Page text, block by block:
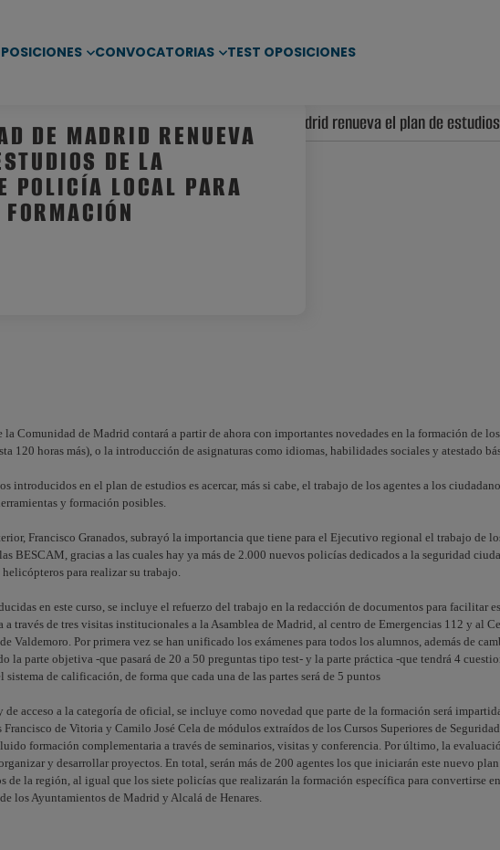
CONVOCATORIAS TEST OPOSICIONES
Fuerzas de Seguridad/ La Comunidad de Madrid renueva el plan de
DE MADRID RENUEVA
DE LA
POLICÍA LOCAL PARA
Comunidad de Madrid contará a partir de ahora con importantes novedades en la formación de
120 horas más), o la introducción de asignaturas como idiomas, habilidades sociales y atestado
introducidos en el plan de estudios es acercar, más si cabe, el trabajo de los agentes a los
y formación posibles.
Francisco Granados, subrayó la importancia que tiene para el Ejecutivo regional el trabajo de
BESCAM, gracias a las cuales hay ya más de 2.000 nuevos policías dedicados a la seguridad
para realizar su trabajo.
en este curso, se incluye el refuerzo del trabajo en la redacción de documentos para facilitar
través de tres visitas institucionales a la Asamblea de Madrid, al centro de Emergencias 112 y al
Valdemoro. Por primera vez se han unificado los exámenes para todos los alumnos, además de
la parte objetiva -que pasará de 20 a 50 preguntas tipo test- y la parte práctica -que tendrá 4
sistema de calificación, de forma que cada una de las partes será de 5 puntos
de acceso a la categoría de oficial, se incluye como novedad que parte de la formación será
de Vitoria y Camilo José Cela de módulos extraídos de los Cursos Superiores de
formación complementaria a través de seminarios, visitas y conferencia. Por último, la
y desarrollar proyectos. En total, serán más de 200 agentes los que iniciarán este nuevo
de la región, al igual que los siete policías que realizarán la formación específica para convertirse
los Ayuntamientos de Madrid y Alcalá de Henares.